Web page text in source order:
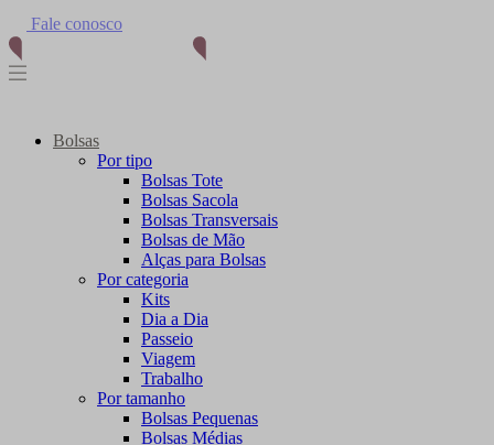
(11) 96012-2976
Bolsas
Por tipo
Bolsas Tote
Bolsas Sacola
Bolsas Transversais
Bolsas de Mão
Alças para Bolsas
Por categoria
Kits
Dia a Dia
Passeio
Viagem
Trabalho
Por tamanho
Bolsas Pequenas
Bolsas Médias